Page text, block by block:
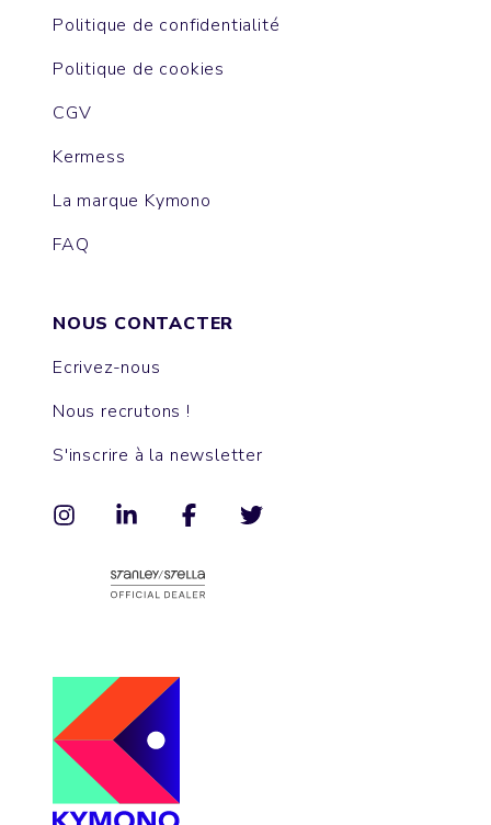
Politique de confidentialité
Politique de cookies
CGV
Kermess
La marque Kymono
FAQ
NOUS CONTACTER
Ecrivez-nous
Nous recrutons !
S'inscrire à la newsletter